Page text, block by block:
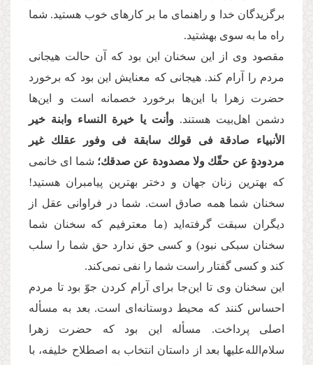
برگزیدگان خدا و راهنمای ما بر کارهای خوب هستید. شما
راه ما به سوی بهشتید.
مقصود وی از این سخنان این بود که آن حالت هیجانی
مردم را آرام کند. هیجانی که معنایش این بود که برخورد
حضرت زهرا با این‌ها برخورد خصمانه است و این‌ها
دشمن اهل‌بیت هستند. وأنت یا خیرة النساء وابنة خیر
الأنبیاء صادقة فی قولك سابقة فی وفور عقلك غیر
مردودةٍ عن حقّك ولا مصدودة عن صدقك؛ شما ‌ای خانمی
که بهترین زنان جهان و دختر بهترین پیامبران هستید!
سخنان شما همه صادق است. شما در فراوانی عقل از
دیگران سبقت گرفته‌اید (ما معترفیم که سخنان شما
سخنان سبکی نبود) و کسی حق ندارد حق شما را سلب
کند و کسی گفتار راست شما را نفی نمی‌کند.
این سخنان وی تا این‌جا برای آرام کردن جوّ بود تا مردم
احساس کنند که محیط دوستانه‌ای است. بعد به مسأله
اصلی پرداخت. مسأله این بود که حضرت زهرا
سلام‌الله‌علیها بعد از داستان انتخاب به اصطلاح خلیفه، با